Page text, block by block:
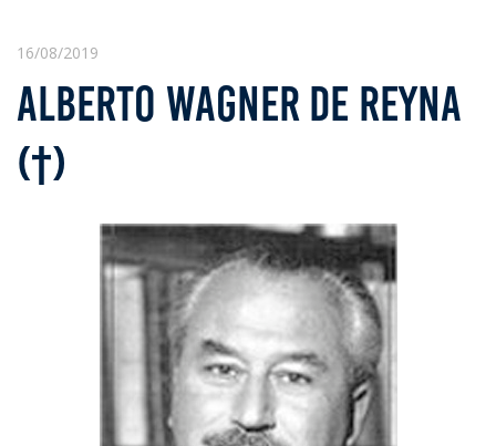
16/08/2019
ALBERTO WAGNER DE REYNA
(†)